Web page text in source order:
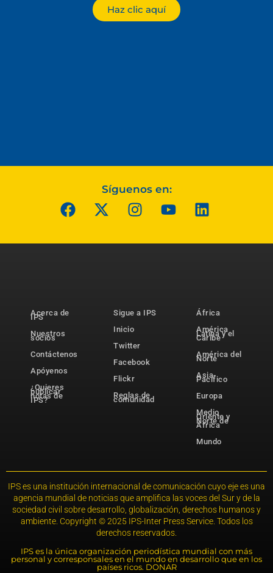
Haz clic aquí
Síguenos en:
Acerca de
IPS
Nuestros
socios
Contáctenos
Apóyenos
¿Quieres
publicar
notas de
IPS?
Sigue a IPS
Inicio
Twitter
Facebook
Flickr
Reglas de
comunidad
África
América
Latina y el
Caribe
América del
Norte
Asia-
Pacífico
Europa
Medio
Oriente y
Norte de
África
Mundo
IPS es una institución internacional de comunicación cuyo eje es una
agencia mundial de noticias que amplifica las voces del Sur y de la
sociedad civil sobre desarrollo, globalización, derechos humanos y
ambiente. Copyright © 2025 IPS-Inter Press Service. Todos los
derechos reservados.
IPS es la única organización periodística mundial con más
personal y corresponsales en el mundo en desarrollo que en los
países ricos. DONAR